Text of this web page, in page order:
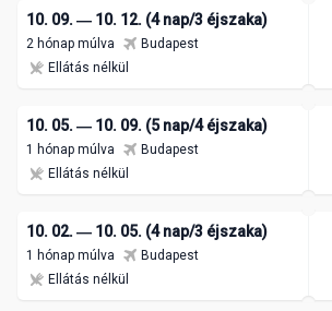
10. 09. ― 10. 12. (4 nap/3 éjszaka)
2 hónap múlva
Budapest
Ellátás nélkül
10. 05. ― 10. 09. (5 nap/4 éjszaka)
1 hónap múlva
Budapest
Ellátás nélkül
10. 02. ― 10. 05. (4 nap/3 éjszaka)
1 hónap múlva
Budapest
Ellátás nélkül